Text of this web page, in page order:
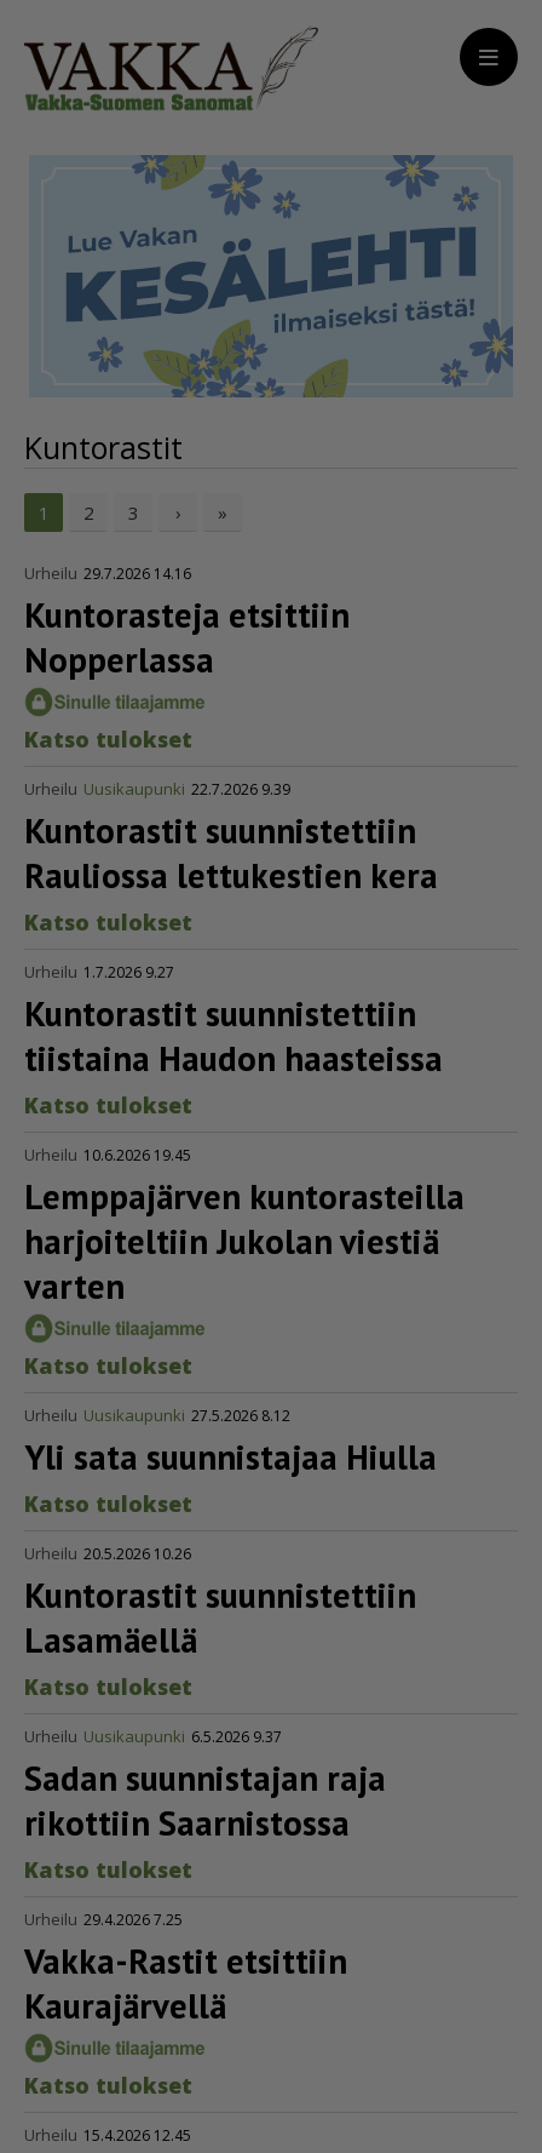
Kuntorastit
1 2 3 › »
Urheilu 29.7.2026 14.16
Kuntorasteja etsittiin
Nopperlassa
Kat­so tu­lok­set
Urheilu Uusikaupunki 22.7.2026 9.39
Kuntorastit suunnistettiin
Rauliossa lettukestien kera
Kat­so tu­lok­set
Urheilu 1.7.2026 9.27
Kuntorastit suunnistettiin
tiistaina Haudon haasteissa
Kat­so tu­lok­set
Urheilu 10.6.2026 19.45
Lemppajärven kuntorasteilla
harjoiteltiin Jukolan viestiä
varten
Kat­so tu­lok­set
Urheilu Uusikaupunki 27.5.2026 8.12
Yli sata suunnistajaa Hiulla
Kat­so tu­lok­set
Urheilu 20.5.2026 10.26
Kuntorastit suunnistettiin
Lasamäellä
Kat­so tu­lok­set
Urheilu Uusikaupunki 6.5.2026 9.37
Sadan suunnistajan raja
rikottiin Saarnistossa
Kat­so tu­lok­set
Urheilu 29.4.2026 7.25
Vakka-Rastit etsittiin
Kaurajärvellä
Kat­so tu­lok­set
Urheilu 15.4.2026 12.45